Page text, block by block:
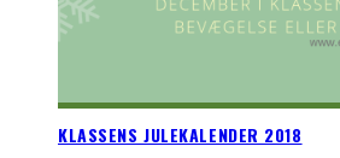
KLASSENS JULEKALENDER 2018